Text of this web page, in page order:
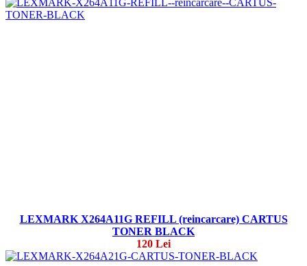
LEXMARK X264A11G REFILL (reincarcare) CARTUS
TONER BLACK
120 Lei